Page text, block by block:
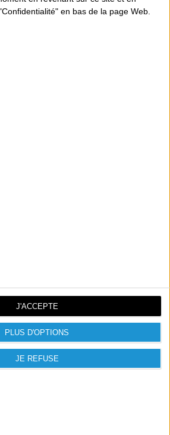
en bas de la page Web.
PLUS D'OPTIONS
JE REFUSE
J'ACCEPTE
d'espace de vente